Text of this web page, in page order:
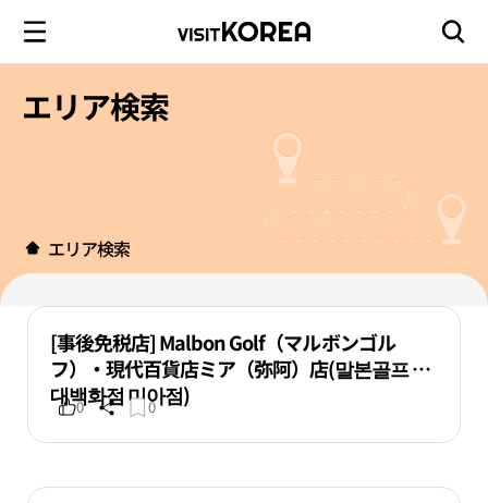
エリア検索
エリア検索
[事後免税店] Malbon Golf（マルボンゴル
フ）・現代百貨店ミア（弥阿）店(말본골프 현
대백화점 미아점)
0 0